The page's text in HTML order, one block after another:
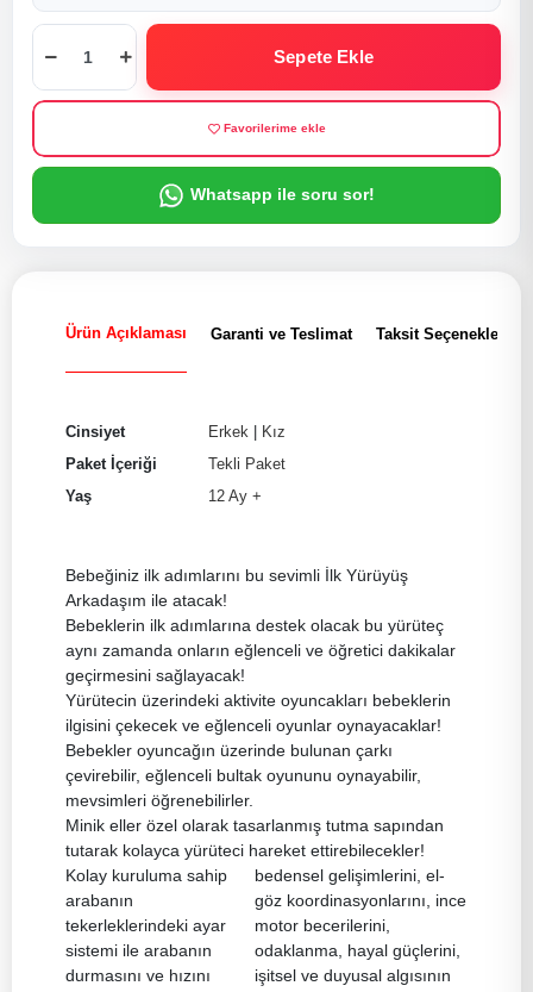
Sepete Ekle
Favorilerime ekle
Whatsapp ile soru sor!
Ürün Açıklaması Garanti ve Teslimat Taksit Seçenekleri
Cinsiyet Erkek | Kız
Paket İçeriği
Tekli Paket
Yaş
12 Ay +
Bebeğiniz ilk adımlarını bu sevimli İlk Yürüyüş
Arkadaşım ile atacak!
Bebeklerin ilk adımlarına destek olacak bu yürüteç
aynı zamanda onların eğlenceli ve öğretici dakikalar
geçirmesini sağlayacak!
Yürütecin üzerindeki aktivite oyuncakları bebeklerin
ilgisini çekecek ve eğlenceli oyunlar oynayacaklar!
Bebekler oyuncağın üzerinde bulunan çarkı
çevirebilir, eğlenceli bultak oyununu oynayabilir,
mevsimleri öğrenebilirler.
Minik eller özel olarak tasarlanmış tutma sapından
tutarak kolayca yürüteci hareket ettirebilecekler!
Kolay kuruluma sahip
arabanın
tekerleklerindeki ayar
sistemi ile arabanın
durmasını ve hızını
bedensel gelişimlerini, el-
göz koordinasyonlarını, ince
motor becerilerini,
odaklanma, hayal güçlerini,
işitsel ve duyusal algısının